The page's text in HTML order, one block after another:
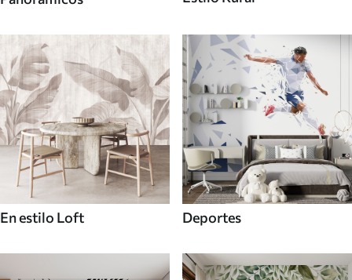
En estilo Loft Deportes